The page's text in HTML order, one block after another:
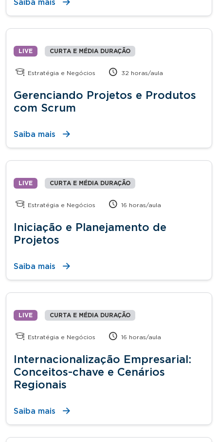
Saiba mais
LIVE CURTA E MÉDIA DURAÇÃO
Estratégia e Negócios 32 horas/aula
Gerenciando Projetos e Produtos
com Scrum
Saiba mais
LIVE CURTA E MÉDIA DURAÇÃO
Estratégia e Negócios 16 horas/aula
Iniciação e Planejamento de
Projetos
Saiba mais
LIVE CURTA E MÉDIA DURAÇÃO
Estratégia e Negócios 16 horas/aula
Internacionalização Empresarial:
Conceitos-chave e Cenários
Regionais
Saiba mais